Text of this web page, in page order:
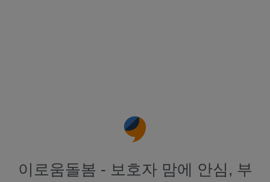
이로움돌봄 - 보호자 맘에 안심, 부